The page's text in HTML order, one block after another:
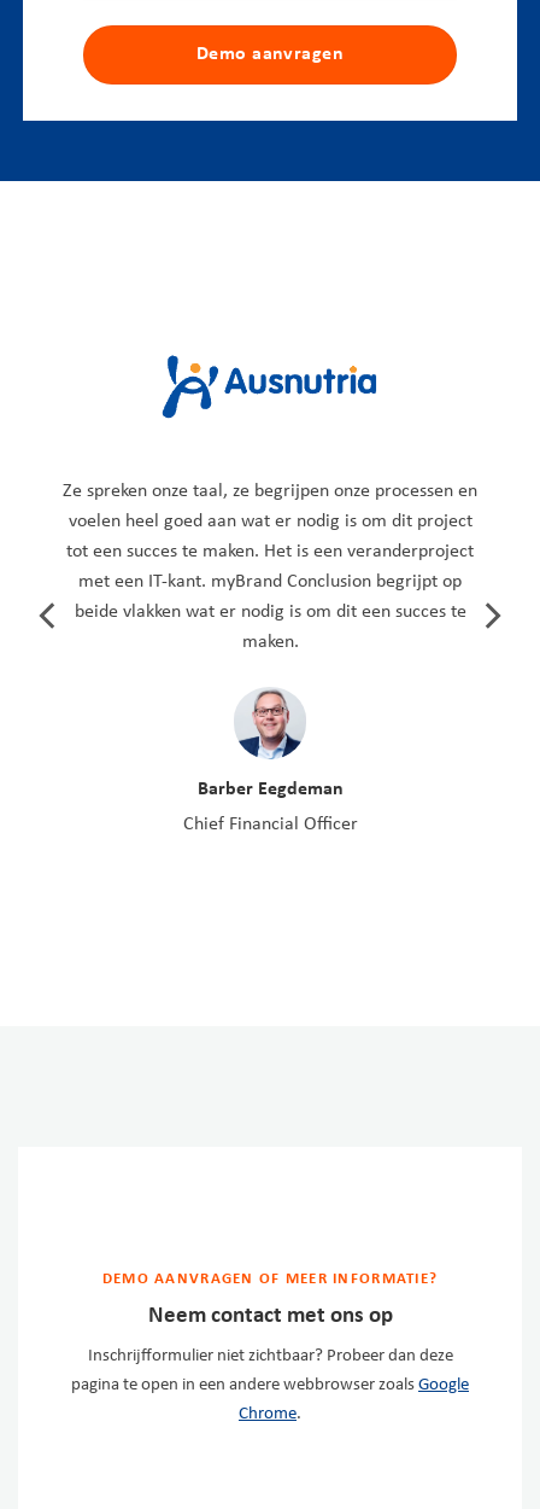
Demo aanvragen
Ze spreken onze taal, ze begrijpen onze processen en
voelen heel goed aan wat er nodig is om dit project
tot een succes te maken. Het is een veranderproject
met een IT-kant. myBrand Conclusion begrijpt op
beide vlakken wat er nodig is om dit een succes te
maken.
Barber Eegdeman
Chief Financial Officer
DEMO AANVRAGEN OF MEER INFORMATIE?
Neem contact met ons op
Inschrijfformulier niet zichtbaar? Probeer dan deze
pagina te open in een andere webbrowser zoals Google
Chrome.